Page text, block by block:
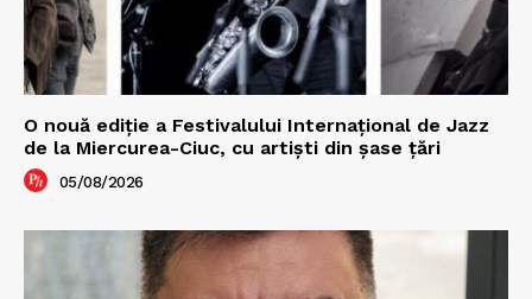
O nouă ediţie a Festivalului Internaţional de Jazz
de la Miercurea-Ciuc, cu artişti din şase ţări
05/08/2026